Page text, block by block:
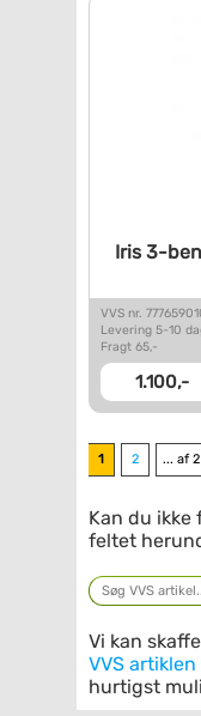
Iris 3-
VVS nr.
Levering 5-10
Fragt 65,-
1.100,-
1 2 ... af 2
Kan du ikke
feltet
Vi kan
VVS
hurtigst